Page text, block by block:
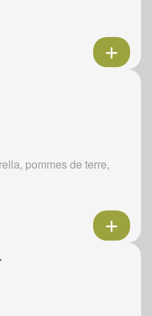
pommes de terre,